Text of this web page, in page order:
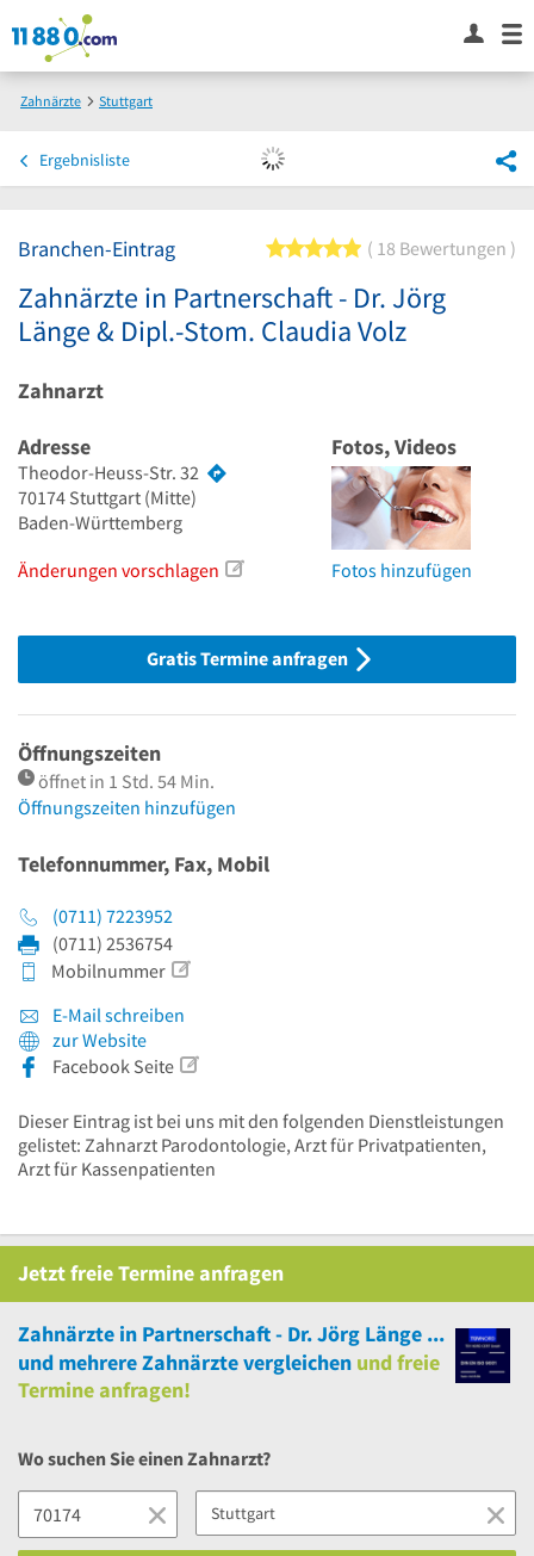
Zahnärzte
Stuttgart
Ergebnisliste
Branchen-Eintrag 5 von 5 Sternen
18 Bewertungen
Zahnärzte in Partnerschaft - Dr. Jörg
Länge & Dipl.-Stom. Claudia Volz
Zahnarzt
Adresse
Theodor-Heuss-Str. 32
70174 Stuttgart (Mitte)
Baden-Württemberg
Änderungen vorschlagen
Fotos, Videos
Fotos hinzufügen
Gratis Termine anfragen
Öffnungszeiten
öffnet in 1 Std. 54 Min.
Öffnungszeiten hinzufügen
Telefonnummer, Fax, Mobil
(0711) 7223952
(0711) 2536754
Mobilnummer
E-Mail schreiben
zur Website
Facebook Seite
Dieser Eintrag ist bei uns mit den folgenden Dienstleistungen
gelistet: Zahnarzt Parodontologie, Arzt für Privatpatienten,
Arzt für Kassenpatienten
JetztfreieTermine anfragen
Zahnärzte in Partnerschaft - Dr. Jörg Länge & Dipl.-Stom. Claudia Volz
und mehrereZahnärzte vergleichen undfreie
Termine anfragen!
Wo suchen Sie einen Zahnarzt?